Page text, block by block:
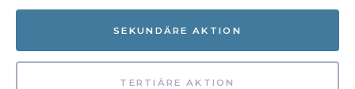
SEKUNDÄRE AKTION
TERTIÄRE AKTION